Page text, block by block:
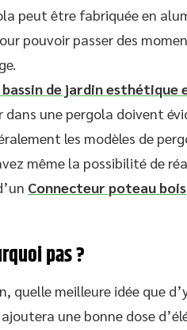
peut être fabriquée en
pouvoir passer des
bassin de jardin
dans une pergola doivent
les modèles de
même la possibilité de
Connecteur poteau bois
pas ?
quelle meilleure idée que
une bonne dose